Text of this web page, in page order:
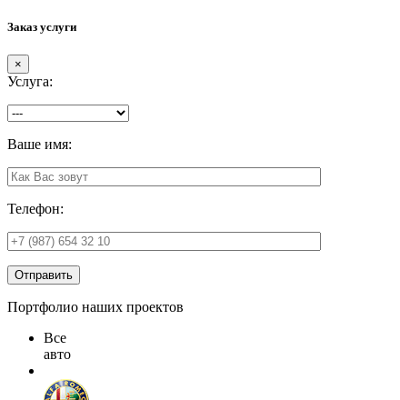
Заказ услуги
×
Услуга:
Ваше имя:
Телефон:
Отправить
Портфолио наших проектов
Все
авто